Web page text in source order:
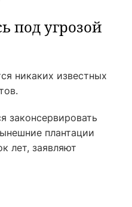
под угрозой
никаких известных
законсервировать
плантации
лет, заявляют